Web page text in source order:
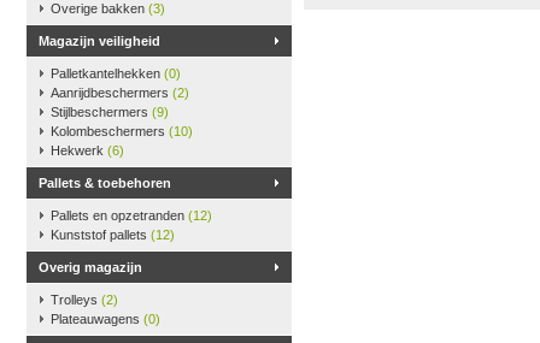
Overige bakken (3)
Magazijn veiligheid
Palletkantelhekken (0)
Aanrijdbeschermers (2)
Stijlbeschermers (9)
Kolombeschermers (10)
Hekwerk (6)
Pallets & toebehoren
Pallets en opzetranden (12)
Kunststof pallets (12)
Overig magazijn
Trolleys (2)
Plateauwagens (0)